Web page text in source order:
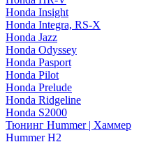
Honda Insight
Honda Integra, RS-X
Honda Jazz
Honda Odyssey
Honda Pasport
Honda Pilot
Honda Prelude
Honda Ridgeline
Honda S2000
Тюнинг Hummer | Хаммер
Hummer H2